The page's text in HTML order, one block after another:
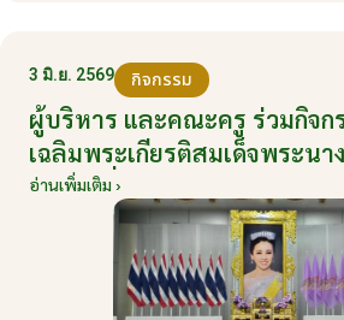
3 มิ.ย. 2569 กิจกรรม
ผู้บริหาร และคณะครู ร่วมกิจก
เฉลิมพระเกียรติสมเด็จพระนา
ราชินี เนื่องในโอกาสวันเฉลิม
กับหน่วยงานอำเภอเมืองบ้านโ
ประชาคมริมน้ำ วันที่ 3 มิถุนา
อ่านเพิ่มเติม ›